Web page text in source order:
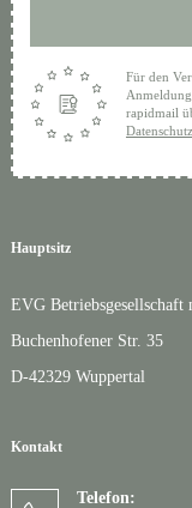
Hauptsitz
EVG Betriebsgesellschaft
Buchenhofener Str. 35
D-42329 Wuppertal
Kontakt
Telefon:
Für den
rapidmail